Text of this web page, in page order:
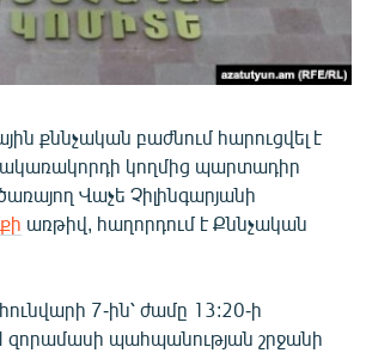
քննչական բաժնում հարուցվել է
կողմից պարտադիր
Վաչե Չիլինգարյանի
առթիվ, հաղորդում է Քննչական
7-ին՝ ժամը 13:20-ի
զորամասի պահպանության շրջանի